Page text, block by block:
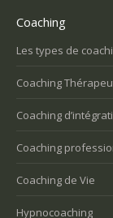
Coaching
Les types de
Coaching
Coaching
Coaching
Coaching de Vie
Hypnocoaching